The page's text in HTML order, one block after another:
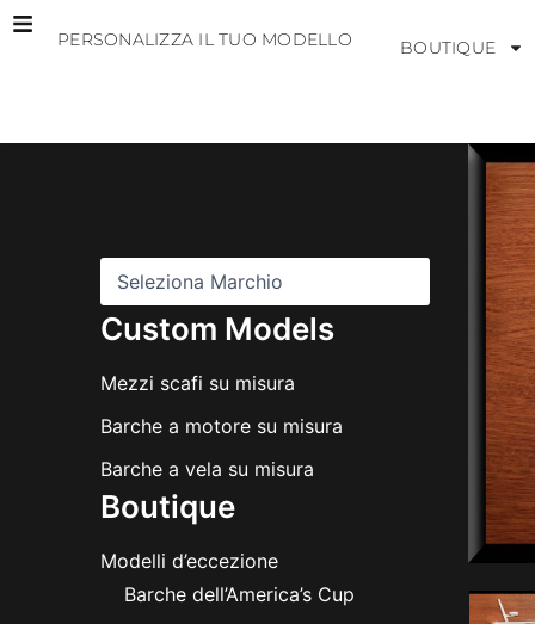
Vai
PERSONALIZZA IL TUO MODELLO BOUTIQUE
Custom Models
Mezzi scafi su misura
Barche a motore su misura
Barche a vela su misura
Boutique
Modelli d’eccezione
Barche dell’America’s Cup